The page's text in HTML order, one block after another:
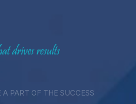
PART OF THE SUCCESS